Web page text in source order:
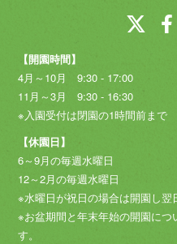
【開園時間】
4月～10月 9:30 - 17:00
11月～3月 9:30 - 16:30
※入園受付は閉園の1時間前まで
【休園日】
6～9月の毎週水曜日
12～2月の毎週水曜日
※水曜日が祝日の場合は開園し翌
※お盆期間と年末年始の開園につ
す。